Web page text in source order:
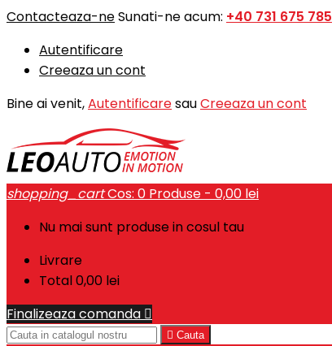
Contacteaza-neSunati-ne acum: +40 731 675 785
Autentificare
Creeaza un cont
Bine ai venit,AutentificaresauCreeaza un cont
shopping_cartCos: 0 Produse - 0,00 lei
Nu mai sunt produse in cosul tau
Livrare
Total0,00 lei
Finalizeaza comanda 
 Cauta